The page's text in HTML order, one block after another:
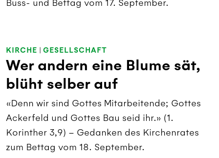
Buss- und Bettag vom 17. September.
KIRCHE | GESELLSCHAFT
Wer andern eine Blume sät,
blüht selber auf
«Denn wir sind Gottes Mitarbeitende; Gottes
Ackerfeld und Gottes Bau seid ihr.» (1.
Korinther 3,9) – Gedanken des Kirchenrates
zum Bettag vom 18. September.